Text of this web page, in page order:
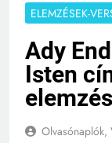
ELEMZÉSEK-
Ady
Isten
Olvasónaplók,